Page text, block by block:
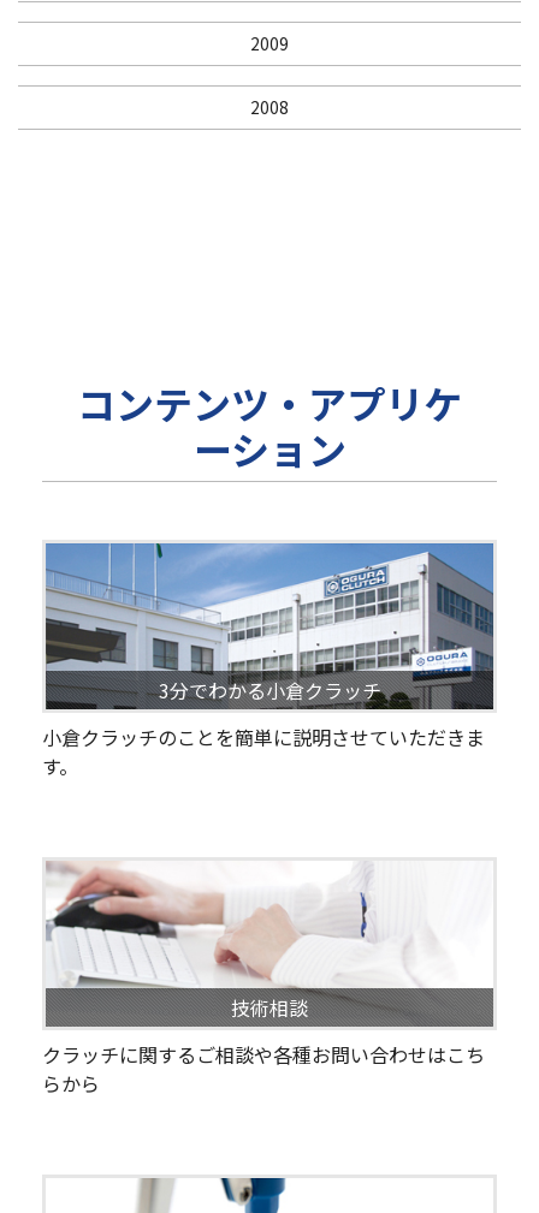
2009
2008
コンテンツ・アプリケ
ーション
3分でわかる小倉クラッチ
小倉クラッチのことを簡単に説明させていただきま
す。
技術相談
クラッチに関するご相談や各種お問い合わせはこち
らから